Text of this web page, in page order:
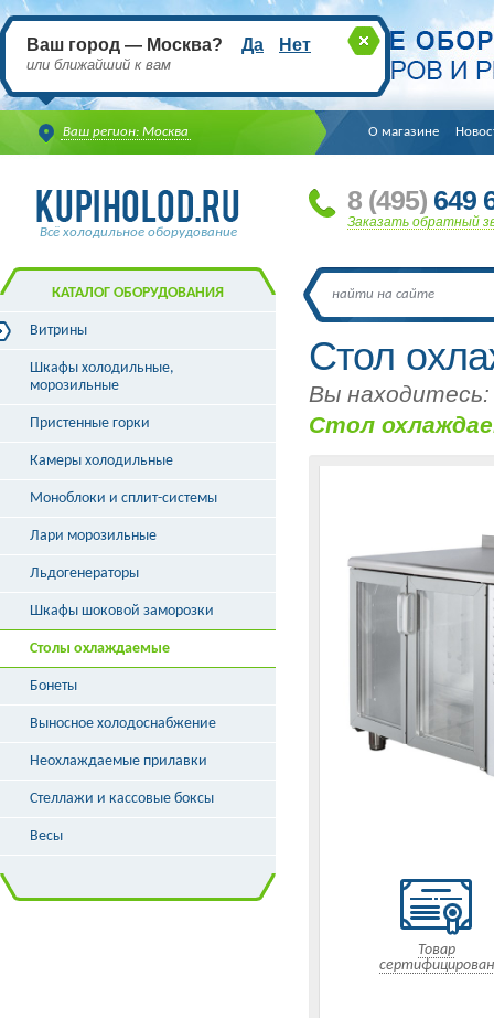
Ваш регион: Москва
Ваш город — Москва? Да Нет
или ближайший к вам
О магазине
Всё холодильное оборудование
8 (495) 649
Заказать обратный
Стол
Вы находитесь:
Стол
Товар
сертифицирован
КАТАЛОГ ОБОРУДОВАНИЯ
Витрины
Витрины холодильные
Витрины морозильные
Витрины кондитерские
Витрины угловые
Витрины «рыба на льду»
Шкафы холодильные,
морозильные
Пристенные горки
Камеры холодильные
Моноблоки и сплит-системы
Лари морозильные
Льдогенераторы
Шкафы шоковой заморозки
Столы охлаждаемые
Бонеты
Выносное холодоснабжение
Неохлаждаемые прилавки
Стеллажи и кассовые боксы
Весы